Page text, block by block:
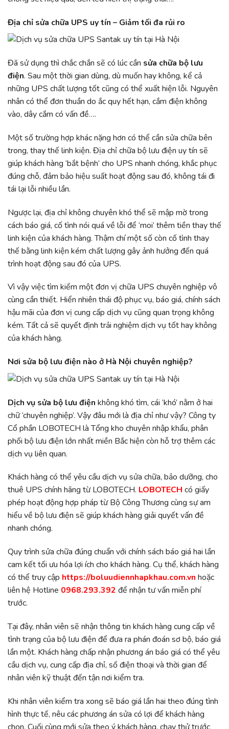
Địa chỉ sửa chữa UPS uy tín – Giảm tối đa rủi ro
Đã sử dụng thì chắc chắn sẽ có lúc cần sửa chữa bộ lưu
điện. Sau một thời gian dùng, dù muốn hay không, kể cả
những UPS chất lượng tốt cũng có thể xuất hiện lỗi. Nguyên
nhân có thể đơn thuần do ắc quy hết hạn, cắm điện không
vào, dây cắm có vấn đề….
Một số trường hợp khác nặng hơn có thể cần sửa chữa bên
trong, thay thế linh kiện. Địa chỉ chữa bộ lưu điện uy tín sẽ
giúp khách hàng ‘bắt bệnh’ cho UPS nhanh chóng, khắc phục
đúng chỗ, đảm bảo hiệu suất hoạt động sau đó, không tái đi
tái lại lỗi nhiều lần.
Ngược lại, địa chỉ không chuyên khó thể sẽ mập mờ trong
cách báo giá, cố tình nói quá về lỗi để ‘moi’ thêm tiền thay thế
linh kiện của khách hàng. Thậm chí một số còn cố tình thay
thế bằng linh kiện kém chất lượng gây ảnh hưởng đến quá
trình hoạt động sau đó của UPS.
Vì vậy việc tìm kiếm một đơn vị chữa UPS chuyên nghiệp vô
cùng cần thiết. Hiển nhiên thái độ phục vụ, báo giá, chính sách
hậu mãi của đơn vị cung cấp dịch vụ cũng quan trọng không
kém. Tất cả sẽ quyết định trải nghiệm dịch vụ tốt hay không
của khách hàng.
Nơi sửa bộ lưu điện nào ở Hà Nội chuyên nghiệp?
Dịch vụ sửa bộ lưu điện không khó tìm, cái ‘khó’ nằm ở hai
chữ ‘chuyên nghiệp’. Vậy đâu mới là địa chỉ như vậy? Công ty
Cổ phần LOBOTECH là Tổng kho chuyên nhập khẩu, phân
phối bộ lưu điện lớn nhất miền Bắc hiện còn hỗ trợ thêm các
dịch vụ liên quan.
Khách hàng có thể yêu cầu dịch vụ sửa chữa, bảo dưỡng, cho
thuê UPS chính hãng từ LOBOTECH. LOBOTECH có giấy
phép hoạt động hợp pháp từ Bộ Công Thương cùng sự am
hiểu về bộ lưu điện sẽ giúp khách hàng giải quyết vấn đề
nhanh chóng.
Quy trình sửa chữa đúng chuẩn với chính sách báo giá hai lần
cam kết tối ưu hóa lợi ích cho khách hàng. Cụ thể, khách hàng
có thể truy cập https://boluudiennhapkhau.com.vn hoặc
liên hệ Hotline 0968.293.392 để nhận tư vấn miễn phí
trước.
Tại đây, nhân viên sẽ nhận thông tin khách hàng cung cấp về
tình trạng của bộ lưu điện để đưa ra phán đoán sơ bộ, báo giá
lần một. Khách hàng chấp nhận phương án báo giá có thể yêu
cầu dịch vụ, cung cấp địa chỉ, số điện thoại và thời gian để
nhân viên kỹ thuật đến tận nơi kiểm tra.
Khi nhân viên kiểm tra xong sẽ báo giá lần hai theo đúng tình
hình thực tế, nêu các phương án sửa có lợi để khách hàng